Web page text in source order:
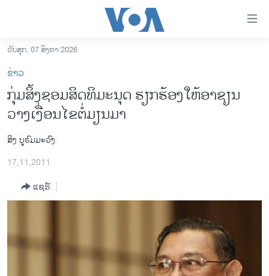
ເຂົ້າ
ຫາ
ຂ້າມ
ຂ້າມ
ຂ້າມ
ຫາ
ຊອກ
ຄົ້ນ
ລາວ
ອາເມຣິກາ
ການເລືອກຕັ້ງ ປະທານາທີບໍດີ ສະຫະລັດ 2024
ຂ່າວ​ຈີນ
ໂລກ
ເອເຊຍ
ຊີວິດຊາວລາວ
ຊຸມຊົນຊາວລາວ
ວັນສຸກ, 07 ສິງຫາ 2026
ຂ່າວ
ກຸ່ມສິ້ງຊອມສິດທິມະນຸດ ຮຽກຮ້ອງໃຫ້ອາຊຽນ
ວາງເງື່ອນໄຂຕໍ່ມຽນມາ
ສິງ ບູຣົມມະວົງ
17,11,2011
ແຊຣ໌